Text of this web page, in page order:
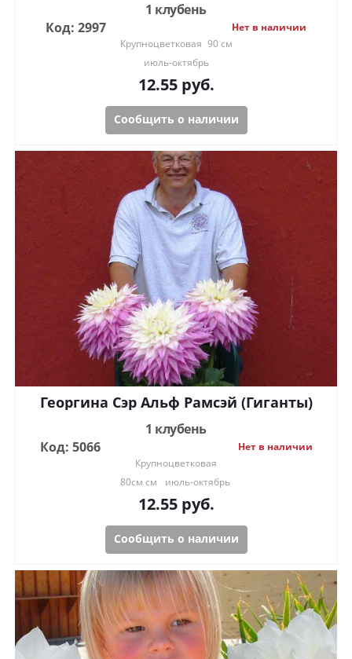
1 клубень
Код: 2997
Нет в наличии
Крупноцветковая 90 см
июль-октябрь
12.55руб.
Сообщить о наличии
Георгина Сэр Альф Рамсэй (Гиганты)
1 клубень
Код: 5066
Нет в наличии
Крупноцветковая
80см см
июль-октябрь
12.55руб.
Сообщить о наличии